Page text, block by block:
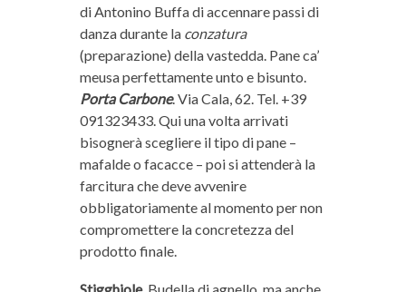
di Antonino Buffa di accennare passi di
danza durante la conzatura
(preparazione) della vastedda. Pane ca’
meusa perfettamente unto e bisunto.
Porta Carbone. Via Cala, 62. Tel. +39
091323433. Qui una volta arrivati
bisognerà scegliere il tipo di pane –
mafalde o facacce – poi si attenderà la
farcitura che deve avvenire
obbligatoriamente al momento per non
compromettere la concretezza del
prodotto finale.